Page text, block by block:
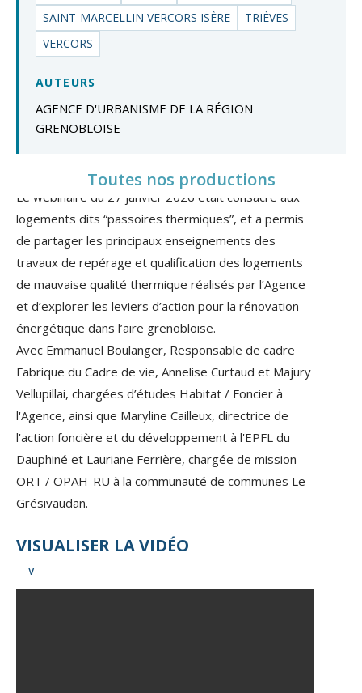
SAINT-MARCELLIN VERCORS ISÈRE
TRIÈVES
VERCORS
AUTEURS
AGENCE D'URBANISME DE LA RÉGION
GRENOBLOISE
Toutes nos productions
Le webinaire du 27 janvier 2026 était consacré aux
logements dits “passoires thermiques”, et a permis
de partager les principaux enseignements des
travaux de repérage et qualification des logements
de mauvaise qualité thermique réalisés par l’Agence
et d’explorer les leviers d’action pour la rénovation
énergétique dans l’aire grenobloise.
Avec Emmanuel Boulanger, Responsable de cadre
Fabrique du Cadre de vie, Annelise Curtaud et Majury
Vellupillai, chargées d’études Habitat / Foncier à
l'Agence, ainsi que Maryline Cailleux, directrice de
l'action foncière et du développement à l'EPFL du
Dauphiné et Lauriane Ferrière, chargée de mission
ORT / OPAH-RU à la communauté de communes Le
Grésivaudan.
VISUALISER LA VIDÉO